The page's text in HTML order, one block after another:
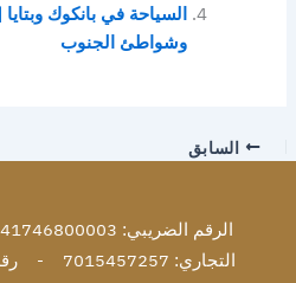
وشواطئ الجنوب
السابق
التجاري: 7015457257 - رقم الترخيص: 73106631